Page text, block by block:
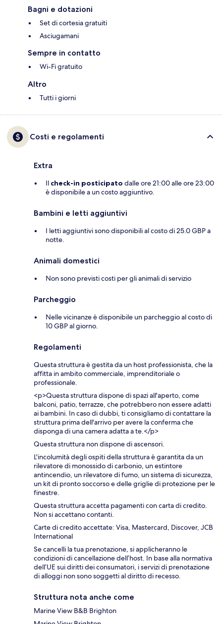
Bagni e dotazioni
Set di cortesia gratuiti
Asciugamani
Sempre in contatto
Wi-Fi gratuito
Altro
Tutti i giorni
Costi e regolamenti
Extra
Il check-in posticipato dalle ore 21:00 alle ore 23:00
è disponibile a un costo aggiuntivo.
Bambini e letti aggiuntivi
I letti aggiuntivi sono disponibili al costo di 25.0 GBP a
notte.
Animali domestici
Non sono previsti costi per gli animali di servizio
Parcheggio
Nelle vicinanze è disponibile un parcheggio al costo di
10 GBP al giorno.
Regolamenti
Questa struttura è gestita da un host professionista, che la
affitta in ambito commerciale, imprenditoriale o
professionale.
<p>Questa struttura dispone di spazi all'aperto, come
balconi, patio, terrazze, che potrebbero non essere adatti
ai bambini. In caso di dubbi, ti consigliamo di contattare la
struttura prima dell'arrivo per avere la conferma che
disponga di una camera adatta a te.</p>
Questa struttura non dispone di ascensori.
L'incolumità degli ospiti della struttura è garantita da un
rilevatore di monossido di carbonio, un estintore
antincendio, un rilevatore di fumo, un sistema di sicurezza,
un kit di pronto soccorso e delle griglie di protezione per le
finestre.
Questa struttura accetta pagamenti con carta di credito.
Non si accettano contanti.
Carte di credito accettate: Visa, Mastercard, Discover, JCB
International
Se cancelli la tua prenotazione, si applicheranno le
condizioni di cancellazione dell’host. In base alla normativa
dell’UE sui diritti dei consumatori, i servizi di prenotazione
di alloggi non sono soggetti al diritto di recesso.
Struttura nota anche come
Marine View B&B Brighton